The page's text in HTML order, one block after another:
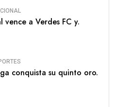
vence a Verdes FC y.
conquista su quinto oro.